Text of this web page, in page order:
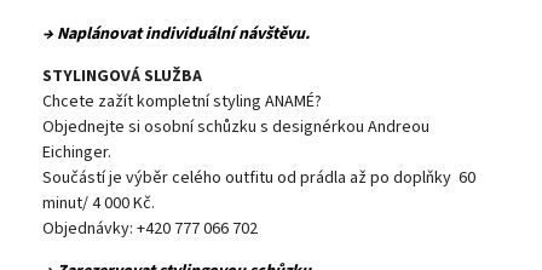
→ Naplánovat individuální návštěvu.
STYLINGOVÁ SLUŽBA
Chcete zažít kompletní styling ANAMÉ?
Objednejte si osobní schůzku s designérkou Andreou
Eichinger.
Součástí je výběr celého outfitu od prádla až po doplňky 60
minut/ 4 000 Kč.
Objednávky: +420 777 066 702